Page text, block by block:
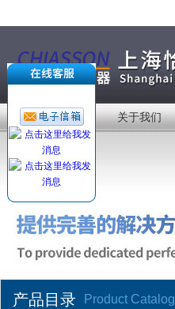
首 页 关于我们
产品目录 Product Catalog